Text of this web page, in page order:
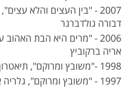
2007 - "בין העצים והלא
דבורה גולדברגר
2006 - "מרים היא הבת
אריה ברקוביץ
1998 -"משובץ ומרוקם", תיאטרון ירושלים
1997 - "משובץ ומרוקם", גלריה אפרת, ת"א